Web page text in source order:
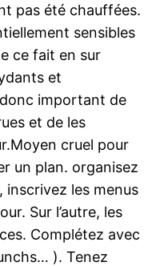
pas été chauffées.
sensibles
ce fait en sur
et
important de
et de les
cruel pour
un plan. organisez
inscrivez les menus
Sur l’autre, les
Complétez avec
). Tenez